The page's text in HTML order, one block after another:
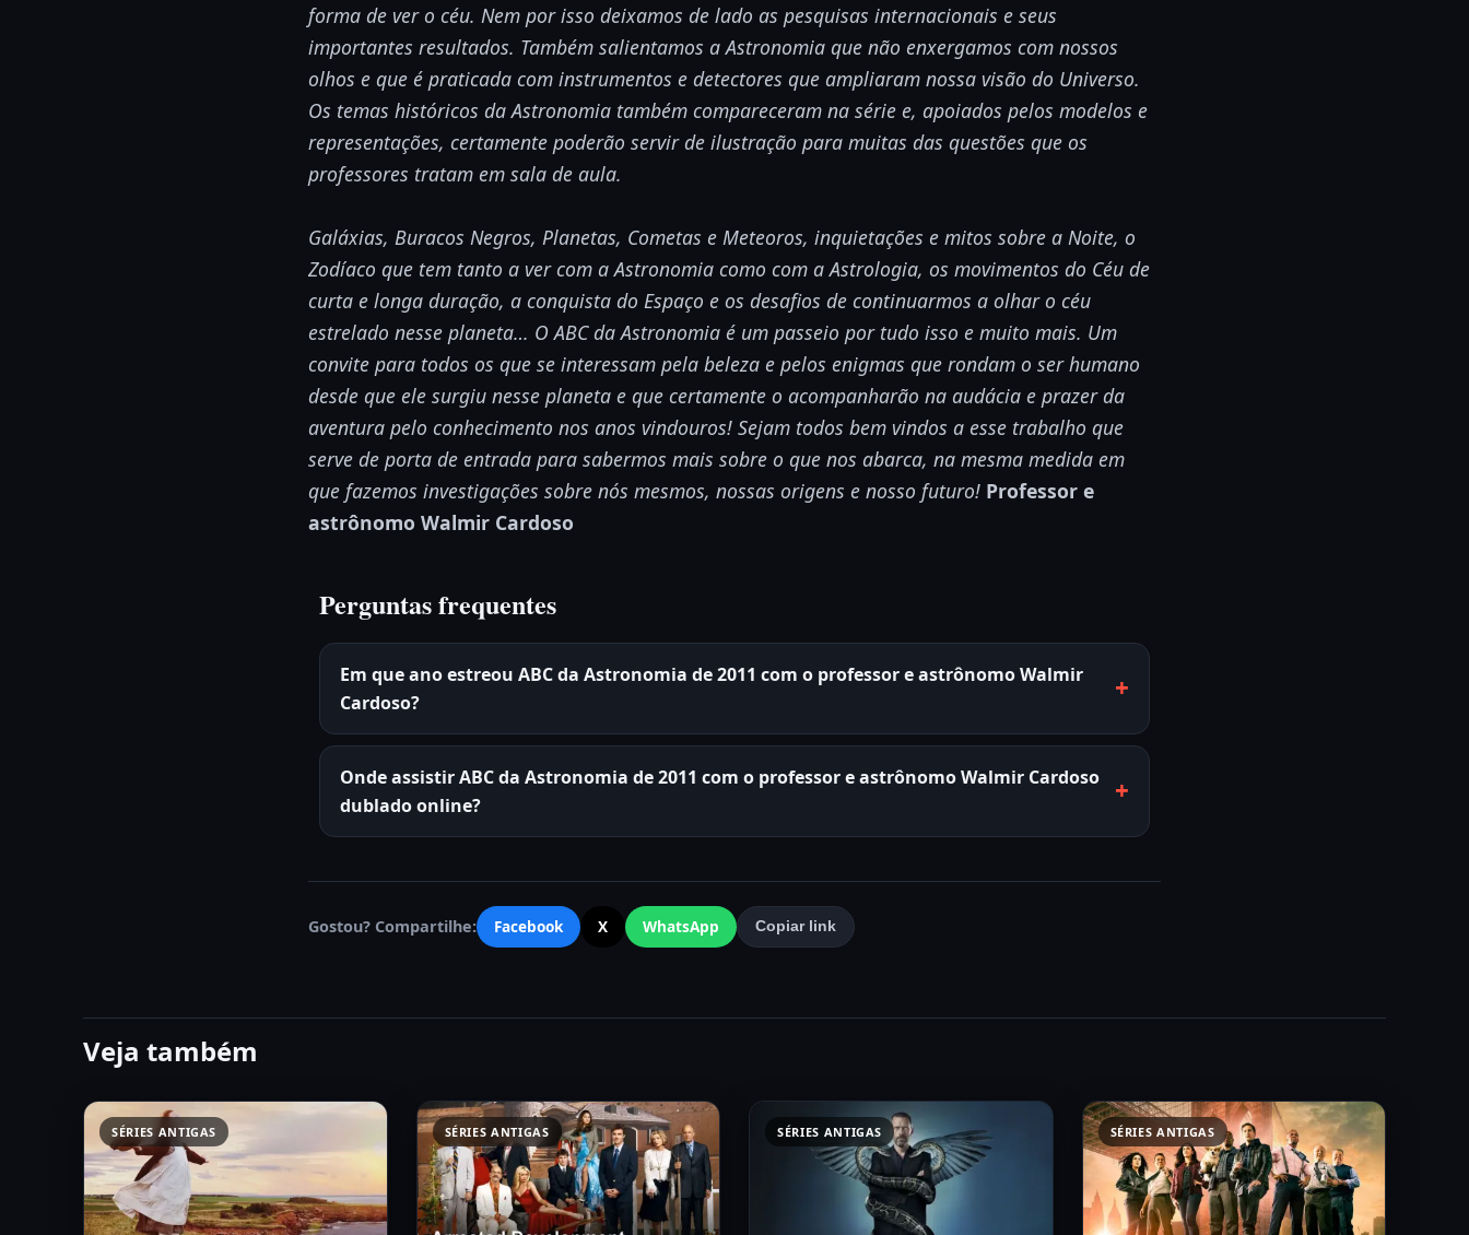
forma de ver o céu. Nem por isso deixamos de lado as pesquisas internacionais e seus
importantes resultados. Também salientamos a Astronomia que não enxergamos com nossos
olhos e que é praticada com instrumentos e detectores que ampliaram nossa visão do Universo.
Os temas históricos da Astronomia também compareceram na série e, apoiados pelos modelos e
representações, certamente poderão servir de ilustração para muitas das questões que os
professores tratam em sala de aula.
Galáxias, Buracos Negros, Planetas, Cometas e Meteoros, inquietações e mitos sobre a Noite, o
Zodíaco que tem tanto a ver com a Astronomia como com a Astrologia, os movimentos do Céu de
curta e longa duração, a conquista do Espaço e os desafios de continuarmos a olhar o céu
estrelado nesse planeta… O ABC da Astronomia é um passeio por tudo isso e muito mais. Um
convite para todos os que se interessam pela beleza e pelos enigmas que rondam o ser humano
desde que ele surgiu nesse planeta e que certamente o acompanharão na audácia e prazer da
aventura pelo conhecimento nos anos vindouros! Sejam todos bem vindos a esse trabalho que
serve de porta de entrada para sabermos mais sobre o que nos abarca, na mesma medida em
que fazemos investigações sobre nós mesmos, nossas origens e nosso futuro! Professor e
astrônomo Walmir Cardoso
Perguntas frequentes
Em que ano estreou ABC da Astronomia de 2011 com o professor e astrônomo Walmir
Cardoso?
Onde assistir ABC da Astronomia de 2011 com o professor e astrônomo Walmir Cardoso
dublado online?
Gostou? Compartilhe: Facebook X WhatsApp Copiar link
Veja também
SÉRIES ANTIGAS SÉRIES ANTIGAS SÉRIES ANTIGAS SÉRIES ANTIGAS